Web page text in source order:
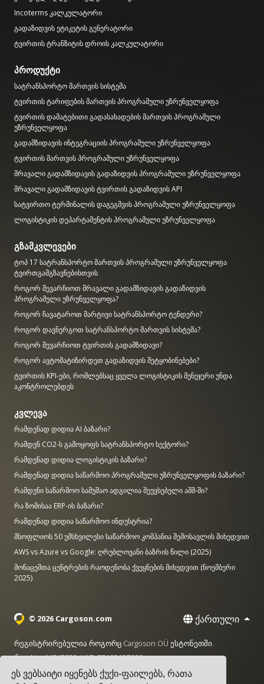
ეს ვებსაიტი იყენებს ქუქი-ფაილებს, რათა
Incoterms კალკულატორი
გადაზიდვის ეტიკეტის გენერატორი
ტვირთის ტრანზიტის დროის კალკულატორი
პროდუქტი
სატრანსპორტო მართვის სისტემა
ტვირთის ტარიფების მართვის პროგრამული უზრუნველყოფა
ტვირთის დამატებითი გადასახადების მართვის პროგრამული
უზრუნველყოფა
გადამზიდავის ინტეგრაციის პროგრამული უზრუნველყოფა
ტვირთის მართვის პროგრამული უზრუნველყოფა
მრავალი გადამზიდავის გადაზიდვის პროგრამული უზრუნველყოფა
მრავალი გადამზიდავის ტვირთის გადაზიდვის API
სატვირთო ტერმინალის დაგეგმვის პროგრამული უზრუნველყოფა
ლოგისტიკის დეპარტამენტის პროგრამული უზრუნველყოფა
გზამკვლევები
ტოპ 17 სატრანსპორტო მართვის პროგრამული უზრუნველყოფა
ტვირთგამგზავნებისთვის
როგორ შევარჩიოთ მრავალი გადამზიდავის გადაზიდვის
პროგრამული უზრუნველყოფა?
როგორ ჩავატაროთ მარტივი სატრანსპორტო ტენდერი?
როგორ დავნერგოთ სატრანსპორტო მართვის სისტემა?
როგორ შევარჩიოთ ტვირთის გადამზიდავი?
როგორ ავტომატიზირდეთ გადაზიდვის შეტყობინებები?
ტვირთის KPI-ები, რომლებსაც ყველა ლოგისტიკის მენეჯერი უნდა
აკონტროლებდეს
კვლევა
რამდენად დიდია AI ბაზარი?
რამდენ CO2-ს გამოყოფს სატრანსპორტო სექტორი?
რამდენად დიდია ლოგისტიკის ბაზარი?
რამდენად დიდია საწარმოო პროგრამული უზრუნველყოფის ბაზარი?
რამდენი საწარმოო სამუშაო ადგილია შეუვსებელი აშშ-ში?
რა ზომისაა ERP-ის ბაზარი?
რამდენად დიდია საწარმოო ინდუსტრია?
მსოფლიოს 50 უმსხვილესი საწარმოო კომპანია შემოსავლის მიხედვით
AWS vs Azure vs Google: ღრუბლოვანი ბაზრის წილი (2025)
მონაცემთა ცენტრების რაოდენობა ქვეყნების მიხედვით (ნოემბერი
2025)
© 2026 Cargoson.com ქართული
რეგისტრირებულია როგორც Cargoson OÜ ესტონეთში.
რეგ No: 14545832. VAT: EE102137680.
სათაო ოფისი: Pärnu mnt. 141, 11314 ტალინი, ესტონეთი